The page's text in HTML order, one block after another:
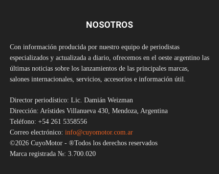
NOSOTROS
Con información producida por nuestro equipo de periodistas
especializados y actualizada a diario, ofrecemos en el oeste argentino las
últimas noticias sobre los lanzamientos de las principales marcas,
salones internacionales, servicios, accesorios e información útil.
Director periodístico: Lic. Damián Weizman
Dirección: Arístides Villanueva 430, Mendoza, Argentina
Teléfono: +54 261 5358556
Correo electrónico: info@cuyomotor.com.ar
©2026 CuyoMotor - ®Todos los derechos reservados
Marca registrada №: 3.700.020